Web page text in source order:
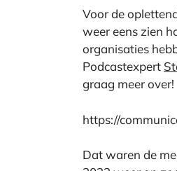
Voor de
weer eens zien
organisaties
Podcastexpert
graag meer over!
https://
Dat waren de